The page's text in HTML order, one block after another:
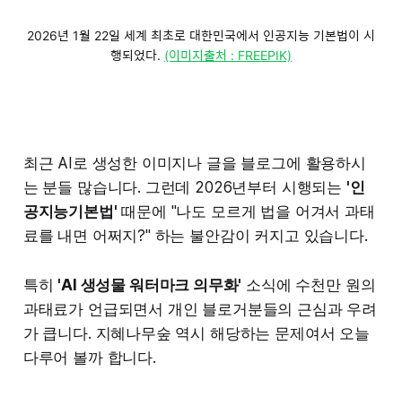
2026년 1월 22일 세계 최초로 대한민국에서 인공지능 기본법이 시
행되었다. (이미지출처 : FREEPIK)
최근 AI로 생성한 이미지나 글을 블로그에 활용하시
는 분들 많습니다. 그런데 2026년부터 시행되는 '인
공지능기본법' 때문에 "나도 모르게 법을 어겨서 과태
료를 내면 어쩌지?" 하는 불안감이 커지고 있습니다.
특히 'AI 생성물 워터마크 의무화' 소식에 수천만 원의
과태료가 언급되면서 개인 블로거분들의 근심과 우려
가 큽니다. 지혜나무숲 역시 해당하는 문제여서 오늘
다루어 볼까 합니다.